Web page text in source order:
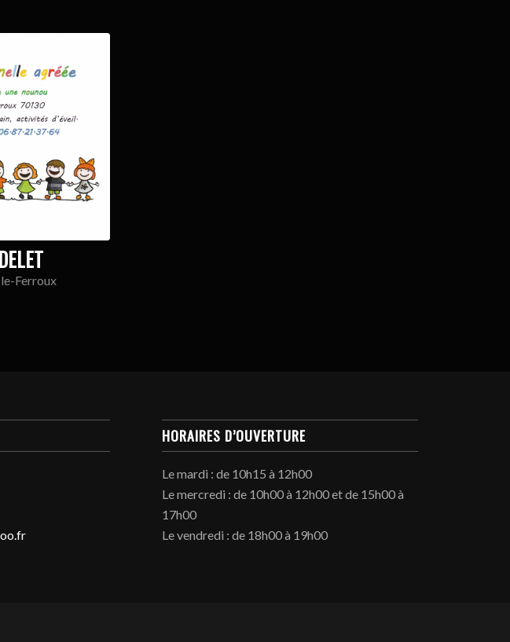
Ferroux
HORAIRES D’OUVERTURE
Le mardi : de 10h15 à 12h00
Le mercredi : de 10h00 à 12h00 et de 15h00 à
17h00
Le vendredi : de 18h00 à 19h00